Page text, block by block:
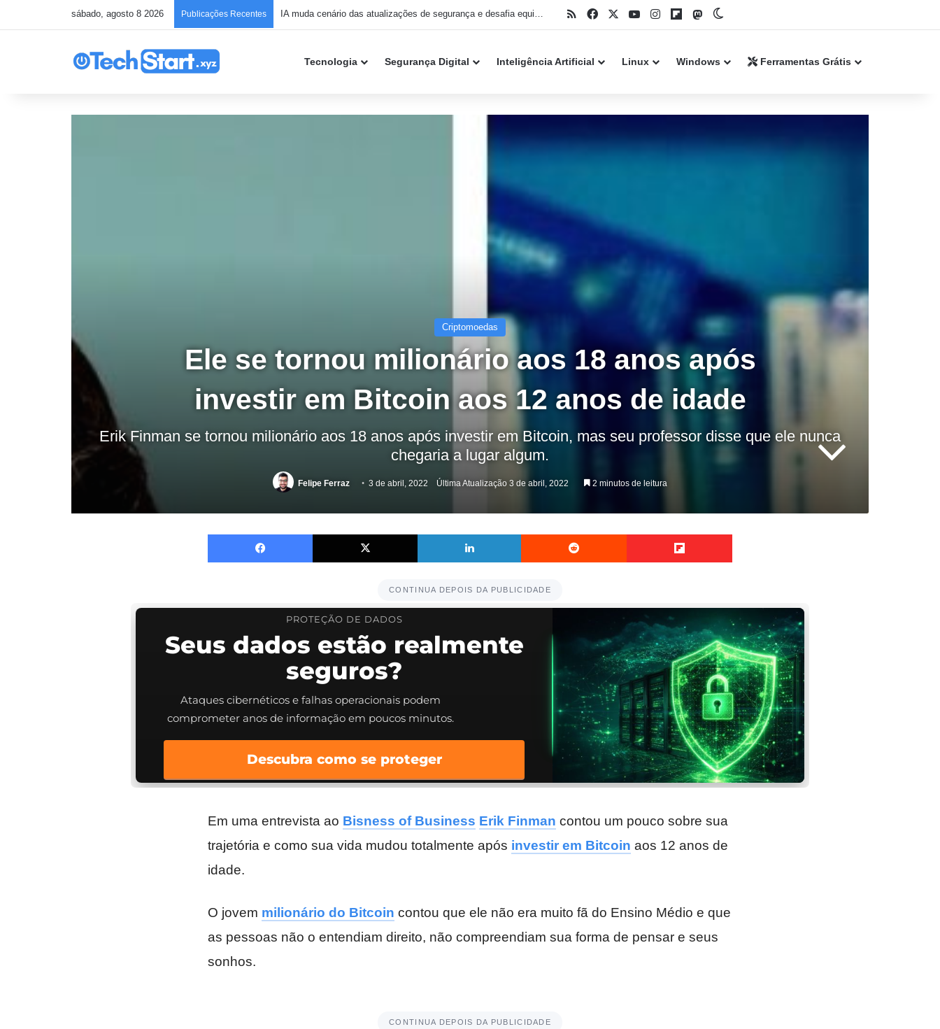
sábado, agosto 8 2026 Publicações Recentes IA muda cenário das atualizações de segurança e desafia equipes de TI no Patch Tuesday de agosto RSSFacebookYouTubeInstagramFlipboard
Mastodon
Tecnologia Segurança Digital Inteligência Artificial Linux Windows Ferramentas Grátis
Criptomoedas
Ele se tornou milionário aos 18 anos após
investir em Bitcoin aos 12 anos de idade
Erik Finman se tornou milionário aos 18 anos após investir em Bitcoin, mas seu professor disse que ele nunca
chegaria a lugar algum.
Felipe Ferraz 3 de abril, 2022 Última Atualização 3 de abril, 2022 2 minutos de leitura
Facebook X Linkedin Reddit Flipboard
CONTINUA DEPOIS DA PUBLICIDADE
PROTEÇÃO DE DADOS
Seus dados estão realmente
seguros?
Ataques cibernéticos e falhas operacionais podem
comprometer anos de informação em poucos minutos.
Descubra como se proteger
Em uma entrevista ao Bisness of Business Erik Finman contou um pouco sobre sua
trajetória e como sua vida mudou totalmente após investir em Bitcoin aos 12 anos de
idade.
O jovem milionário do Bitcoin contou que ele não era muito fã do Ensino Médio e que
as pessoas não o entendiam direito, não compreendiam sua forma de pensar e seus
sonhos.
CONTINUA DEPOIS DA PUBLICIDADE